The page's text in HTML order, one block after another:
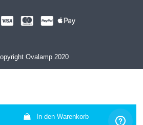
In den Warenkorb
Ovalamp 2020